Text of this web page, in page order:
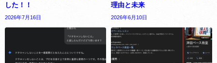
した！！
2026年7月16日
理由と未来
2026年6月10日